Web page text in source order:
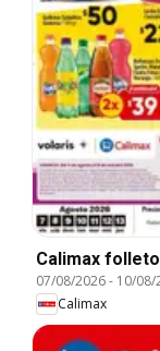
Calimax
07/08/2026- 10/08/
Calimax